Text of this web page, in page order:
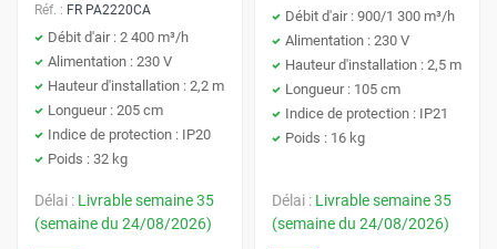
Réf. : FR PA2220CA
Débit d'air : 2 400 m³/h
Alimentation : 230 V
Hauteur d'installation : 2,2 m
Longueur : 205 cm
Indice de protection : IP20
Poids : 32 kg
Délai : Livrable semaine 35
(semaine du 24/08/2026)
Débit d'air : 900/1 300 m³/h
Alimentation : 230 V
Hauteur d'installation : 2,5 m
Longueur : 105 cm
Indice de protection : IP21
Poids : 16 kg
Délai : Livrable semaine 35
(semaine du 24/08/2026)